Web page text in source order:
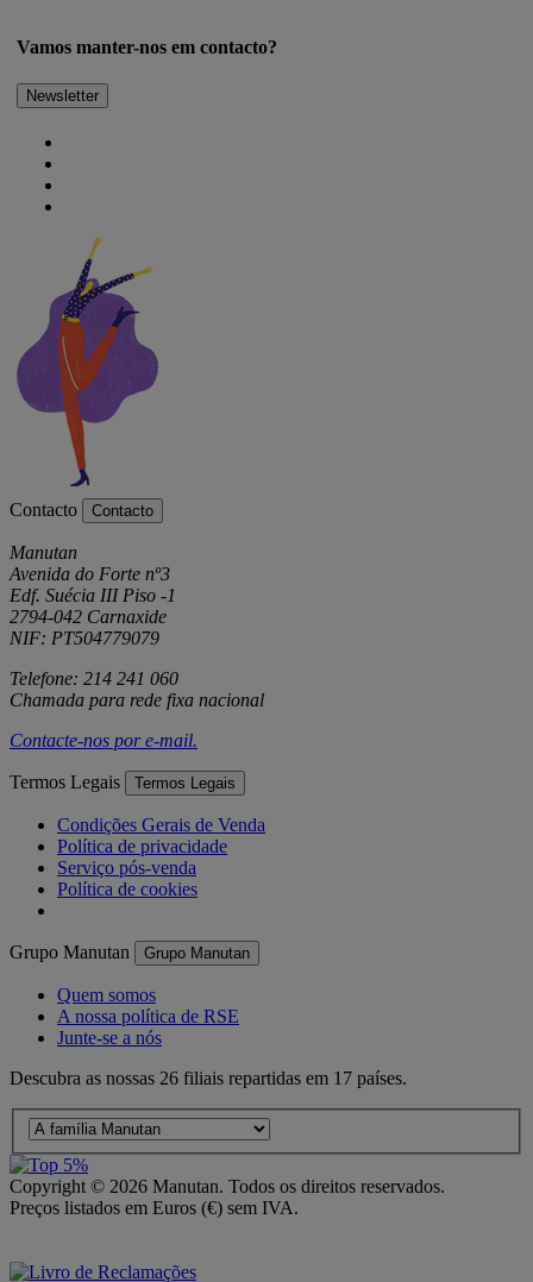
Vamos manter-nos em contacto?
Newsletter
Contacto Contacto
Manutan
Avenida do Forte nº3
Edf. Suécia III Piso -1
2794-042 Carnaxide
NIF: PT504779079
Telefone: 214 241 060
Chamada para rede fixa nacional
Contacte-nos pore-mail.
Termos Legais Termos Legais
Condições Gerais de Venda
Política de privacidade
Serviço pós-venda
Política de cookies
Grupo Manutan Grupo Manutan
Quem somos
A nossa política de RSE
Junte-se a nós
Descubra as nossas 26 filiais repartidas em 17 países.
Copyright © 2026 Manutan. Todos os direitos reservados.
Preços listados em Euros (€) sem IVA.